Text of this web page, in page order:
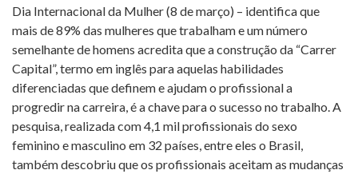
Dia Internacional da Mulher (8 de março) – identifica que
mais de 89% das mulheres que trabalham e um número
semelhante de homens acredita que a construção da “Carrer
Capital”, termo em inglês para aquelas habilidades
diferenciadas que definem e ajudam o profissional a
progredir na carreira, é a chave para o sucesso no trabalho. A
pesquisa, realizada com 4,1 mil profissionais do sexo
feminino e masculino em 32 países, entre eles o Brasil,
também descobriu que os profissionais aceitam as mudanças